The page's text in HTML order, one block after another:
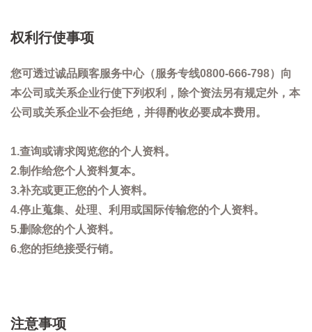
权利行使事项
您可透过诚品顾客服务中心（服务专线0800-666-798）向
本公司或关系企业行使下列权利，除个资法另有规定外，本
公司或关系企业不会拒绝，并得酌收必要成本费用。
1.查询或请求阅览您的个人资料。
2.制作给您个人资料复本。
3.补充或更正您的个人资料。
4.停止蒐集、处理、利用或国际传输您的个人资料。
5.删除您的个人资料。
6.您的拒绝接受行销。
注意事项